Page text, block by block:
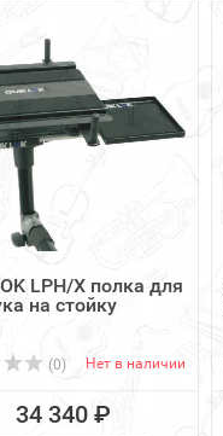
LPH/X полка для
на стойку
(0) Нет в наличии
34 340 ₽